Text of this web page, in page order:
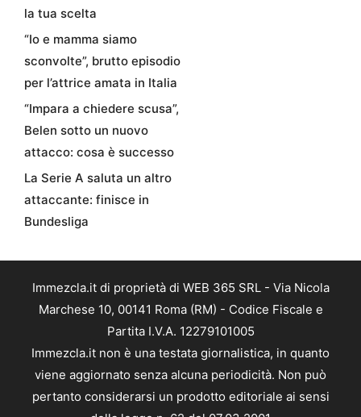
la tua scelta
“Io e mamma siamo
sconvolte”, brutto episodio
per l’attrice amata in Italia
“Impara a chiedere scusa”,
Belen sotto un nuovo
attacco: cosa è successo
La Serie A saluta un altro
attaccante: finisce in
Bundesliga
Immezcla.it di proprietà di WEB 365 SRL - Via Nicola
Marchese 10, 00141 Roma (RM) - Codice Fiscale e
Partita I.V.A. 12279101005
Immezcla.it non è una testata giornalistica, in quanto
viene aggiornato senza alcuna periodicità. Non può
pertanto considerarsi un prodotto editoriale ai sensi